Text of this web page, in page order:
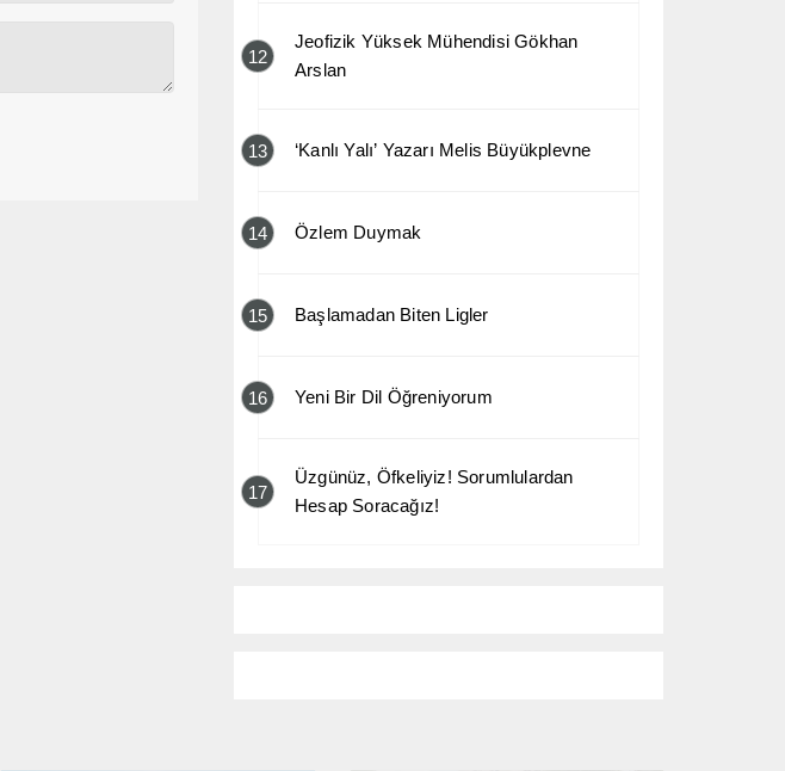
12
Jeofizik Yüksek Mühendisi Gökhan
Arslan
13 ‘Kanlı Yalı’ Yazarı Melis Büyükplevne
14 Özlem Duymak
15 Başlamadan Biten Ligler
16 Yeni Bir Dil Öğreniyorum
17
Üzgünüz, Öfkeliyiz! Sorumlulardan
Hesap Soracağız!